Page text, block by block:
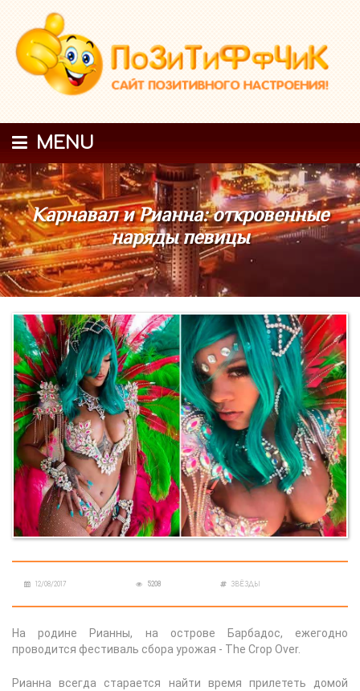
MENU
Карнавал и Рианна: откровенные
наряды певицы
12/08/2017 5208 ЗВЁЗДЫ
На родине Рианны, на острове Барбадос, ежегодно
проводится фестиваль сбора урожая - The Crop Over.
Рианна всегда старается найти время прилететь домой